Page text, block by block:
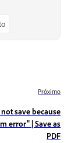
Próximo
save because
error" | Save as
PDF